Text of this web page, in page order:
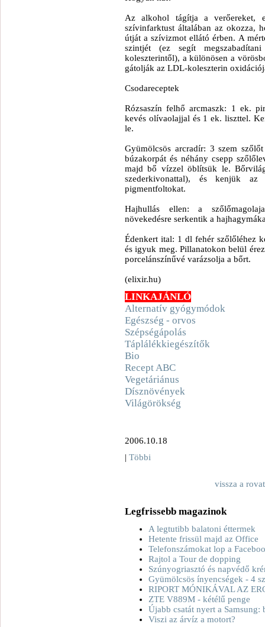
Az alkohol tágítja a verőereket,
szívinfarktust általában az okozza,
útját a szívizmot ellátó érben. A
szintjét (ez segít
koleszterintől), a különösen a
gátolják az LDL-koleszterin
Csodareceptek
Rózsaszín felhő arcmaszk: 1 ek.
kevés olívaolajjal és 1 ek. liszttel.
le.
Gyümölcsös arcradír: 3 szem
búzakorpát és néhány csepp
majd bő vízzel öblítsük le.
szederkivonattal), és kenjük
pigmentfoltokat.
Hajhullás ellen: a
növekedésre serkentik a
Édenkert ital: 1 dl fehér szőlőléhez
és igyuk meg. Pillanatokon belül
porcelánszínűvé varázsolja a bőrt.
(elixir.hu)
LINKAJÁNLÓ
Alternatív gyógymódok
Egészség - orvos
Szépségápolás
Táplálékkiegészítők
Bio
Recept ABC
Vegetáriánus
Dísznövények
Világörökség
2006.10.18
| Többi
vissza a
Legfrissebb magazinok
A legtutibb balatoni éttermek
Hetente frissül majd az Office
Telefonszámokat lop a
Rajtol a Tour de dopping
Szúnyogriasztó és napvédő
Gyümölcsös ínyencségek - 4
RIPORT MÓNIKÁVAL AZ
ZTE V889M - kétélű penge
Újabb csatát nyert a
Viszi az árvíz a motort?